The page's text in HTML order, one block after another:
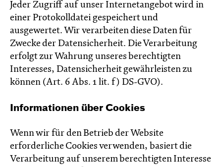
Jeder Zugriff auf unser Internetangebot wird in
einer Protokolldatei gespeichert und
ausgewertet. Wir verarbeiten diese Daten für
Zwecke der Datensicherheit. Die Verarbeitung
erfolgt zur Wahrung unseres berechtigten
Interesses, Datensicherheit gewährleisten zu
können (Art. 6 Abs. 1 lit. f) DS-GVO).
Informationen über Cookies
Wenn wir für den Betrieb der Website
erforderliche Cookies verwenden, basiert die
Verarbeitung auf unserem berechtigten Interesse